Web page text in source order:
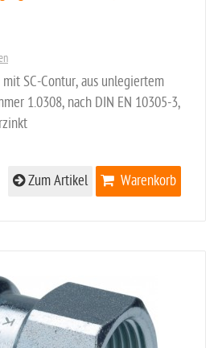
SC-Contur, aus unlegiertem
1.0308, nach DIN EN 10305-3,
Warenkorb
Zum Artikel